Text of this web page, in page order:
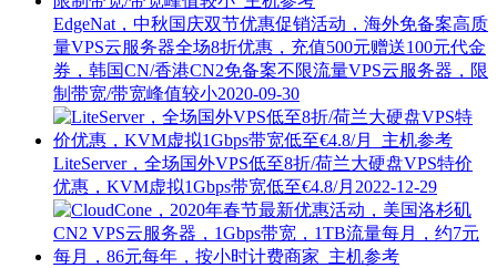
EdgeNat，中秋国庆双节优惠促销活动，海外免备案高质
量VPS云服务器全场8折优惠，充值500元赠送100元代金
券，韩国CN/香港CN2免备案不限流量VPS云服务器，限
制带宽/带宽峰值较小2020-09-30
LiteServer，全场国外VPS低至8折/荷兰大硬盘VPS特价
优惠，KVM虚拟1Gbps带宽低至€4.8/月 2022-12-29